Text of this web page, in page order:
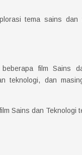
tema sains
film Sains
teknologi, dan
Sains dan Teknologi